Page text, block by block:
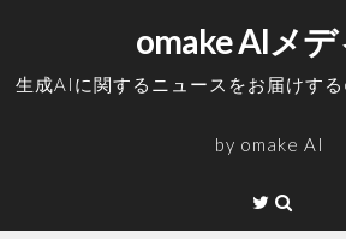
omake AIメ
生成AIに関するニュースをお届けする
by omake AI
Twitter